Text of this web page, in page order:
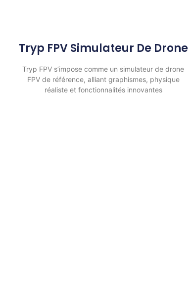
Tryp FPV Simulateur De Drone
Tryp FPV s’impose comme un simulateur de drone
FPV de référence, alliant graphismes, physique
réaliste et fonctionnalités innovantes